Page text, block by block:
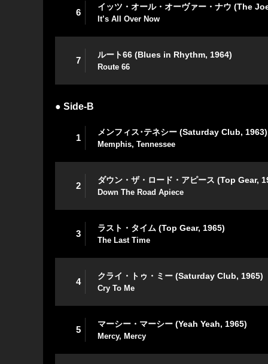
6
イッツ・オール・オーヴァー・ナウ (The
It’s All Over Now
7
ルート66 (Blues in Rhythm, 1964)
Route 66
● Side-B
1
メンフィス･テネシー (Saturday Club, 1963)
Memphis, Tennessee
2
ダウン・ザ・ロード・アピース (Top Gear,
Down The Road Apiece
3
ラスト・タイム (Top Gear, 1965)
The Last Time
4
クライ・トゥ・ミー (Saturday Club, 1965)
Cry To Me
5
マーシー・マーシー (Yeah Yeah, 1965)
Mercy, Mercy